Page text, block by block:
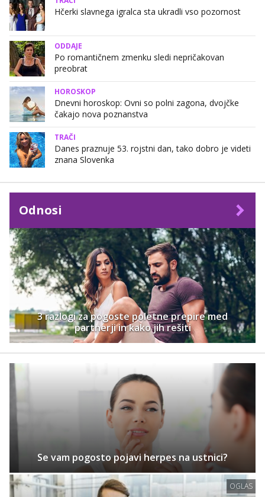
Hčerki slavnega igralca sta ukradli vso pozornost
ODDAJE
Po romantičnem zmenku sledi nepričakovan
preobrat
HOROSKOP
Dnevni horoskop: Ovni so polni zagona, dvojčke
čakajo nova poznanstva
TRAČI
Danes praznuje 53. rojstni dan, tako dobro je videti
znana Slovenka
Odnosi
3 razlogi za pogoste poletne prepire med
partnerji in kako jih rešiti
Se vam pogosto pojavi herpes na ustnici?
OGLAS